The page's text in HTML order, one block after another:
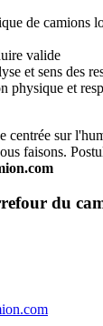
de camions
valide
et sens des
physique et
centrée sur
faisons.
du